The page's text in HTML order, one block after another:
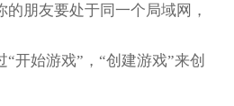
朋友要处于同一个局域网，
开始游戏”，“创建游戏”来创